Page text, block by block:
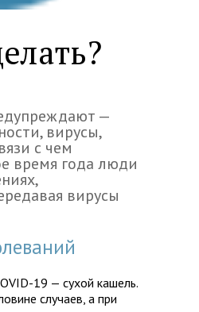
—
вирусы,
с чем
время года люди
вирусы
19 — сухой кашель.
случаев, а при